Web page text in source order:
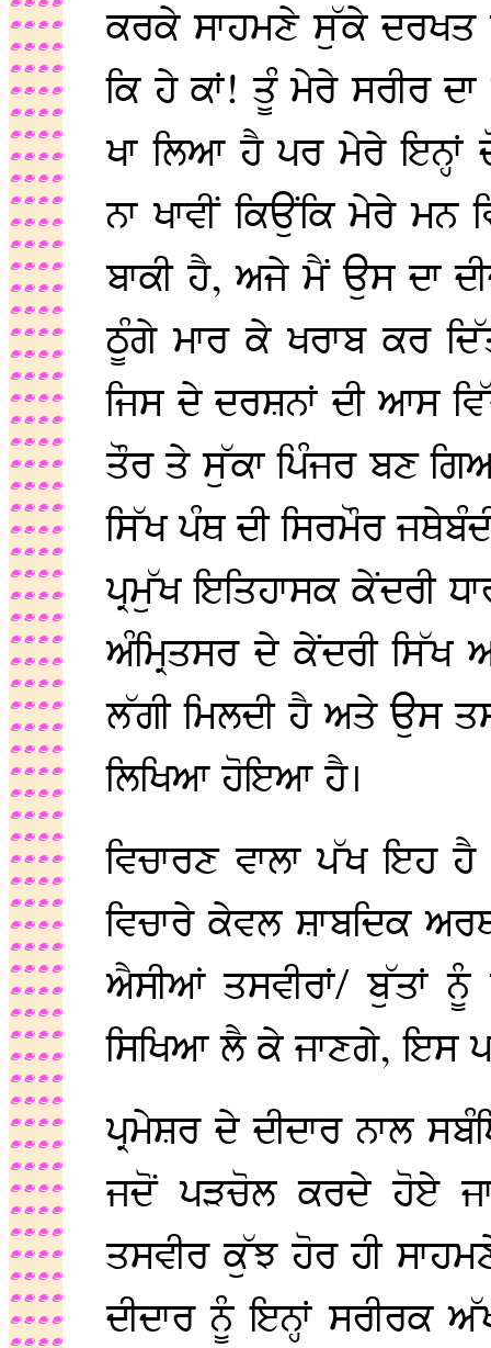
ਕਰਕੇ ਸਾਹਮਣੇ ਸੁੱਕੇ
ਕਿ ਹੇ ਕਾਂ! ਤੂੰ ਮੇਰੇ ਸਰੀਰ
ਖਾ ਲਿਆ ਹੈ ਪਰ ਮੇਰੇ
ਨਾ ਖਾਵੀਂ ਕਿਉਂਕਿ ਮੇਰੇ ਮਨ
ਬਾਕੀ ਹੈ, ਅਜੇ ਮੈਂ ਉਸ ਦਾ
ਠੂੰਗੇ ਮਾਰ ਕੇ ਖਰਾਬ ਕਰ
ਜਿਸ ਦੇ ਦਰਸ਼ਨਾਂ ਦੀ ਆਸ
ਤੌਰ ਤੇ ਸੁੱਕਾ ਪਿੰਜਰ ਬਣ
ਸਿੱਖ ਪੰਥ ਦੀ ਸਿਰਮੌਰ
ਪ੍ਰਮੁੱਖ ਇਤਿਹਾਸਕ ਕੇਂਦਰੀ
ਅੰਮ੍ਰਿਤਸਰ ਦੇ ਕੇਂਦਰੀ ਸਿੱਖ
ਲੱਗੀ ਮਿਲਦੀ ਹੈ ਅਤੇ ਉਸ
ਲਿਖਿਆ ਹੋਇਆ ਹੈ।
ਵਿਚਾਰਣ ਵਾਲਾ ਪੱਖ ਇਹ
ਵਿਚਾਰੇ ਕੇਵਲ ਸ਼ਾਬਦਿਕ
ਐਸੀਆਂ ਤਸਵੀਰਾਂ/ ਬੁੱਤਾਂ
ਸਿਖਿਆ ਲੈ ਕੇ ਜਾਣਗੇ, ਇਸ
ਪ੍ਰਮੇਸ਼ਰ ਦੇ ਦੀਦਾਰ ਨਾਲ
ਜਦੋਂ ਪੜਚੋਲ ਕਰਦੇ ਹੋਏ
ਤਸਵੀਰ ਕੁੱਝ ਹੋਰ ਹੀ
ਦੀਦਾਰ ਨੂੰ ਇਨ੍ਹਾਂ ਸਰੀਰਕ